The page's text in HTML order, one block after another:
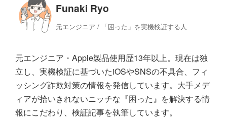
Funaki Ryo
元エンジニア / 「困った」を実機検証する人
元エンジニア・Apple製品使用歴13年以上。現在は独
立し、実機検証に基づいたiOSやSNSの不具合、フィ
ッシング詐欺対策の情報を発信しています。大手メデ
ィアが拾いきれないニッチな『困った』を解決する情
報にこだわり、検証記事を執筆しています。